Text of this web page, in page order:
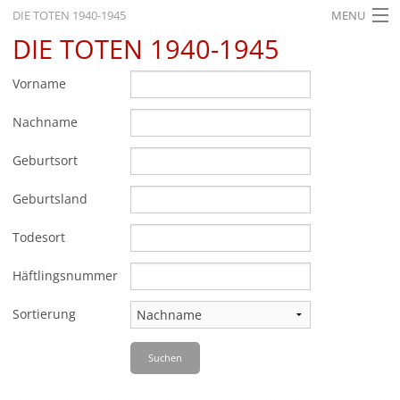
DIE TOTEN 1940-1945 MENU
STARTSEITE
AKTUELLES
AUSSTELLUNGEN
GESCHICHTE
BILDUNG
FORSCHUNG
SERVICE
Zurück
Deutsch
Gebärdensprache Leichte Sprache
DIE TOTEN 1940-1945
Vorname
Nachname
Geburtsort
Geburtsland
Todesort
Häftlingsnummer
Sortierung
Suchen